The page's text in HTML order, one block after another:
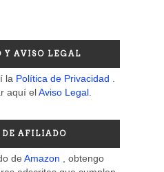
Y AVISO LEGAL
la Política de Privacidad
aquí elAviso Legal.
DE AFILIADO
de Amazon
, obtengo